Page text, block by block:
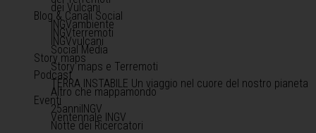
dei Vulcani
Blog & Canali Social
INGVambiente
INGVterremoti
INGVvulcani
Social Media
Story maps
Story maps e Terremoti
Podcast
TERRA INSTABILE Un viaggio nel cuore del nostro pianeta
Altro che mappamondo
Eventi
25anniINGV
Ventennale INGV
Notte dei Ricercatori